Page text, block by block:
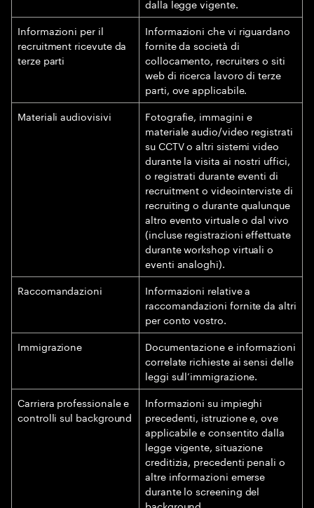
dalla legge vigente.
Informazioni per il
recruitment ricevute da
terze parti
Informazioni che vi riguardano
fornite da società di
collocamento, recruiters o siti
web di ricerca lavoro di terze
parti, ove applicabile.
Materiali audiovisivi
Fotografie, immagini e
materiale audio/video registrati
su CCTV o altri sistemi video
durante la visita ai nostri uffici,
o registrati durante eventi di
recruitment o videointerviste di
recruiting o durante qualunque
altro evento virtuale o dal vivo
(incluse registrazioni effettuate
durante workshop virtuali o
eventi analoghi).
Raccomandazioni
Informazioni relative a
raccomandazioni fornite da altri
per conto vostro.
Immigrazione
Documentazione e informazioni
correlate richieste ai sensi delle
leggi sull’immigrazione.
Carriera professionale e
controlli sul background
Informazioni su impieghi
precedenti, istruzione e, ove
applicabile e consentito dalla
legge vigente, situazione
creditizia, precedenti penali o
altre informazioni emerse
durante lo screening del